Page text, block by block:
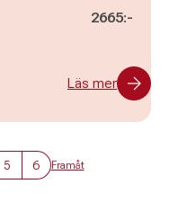
2665:-
Läs mer
5 6 Framåt